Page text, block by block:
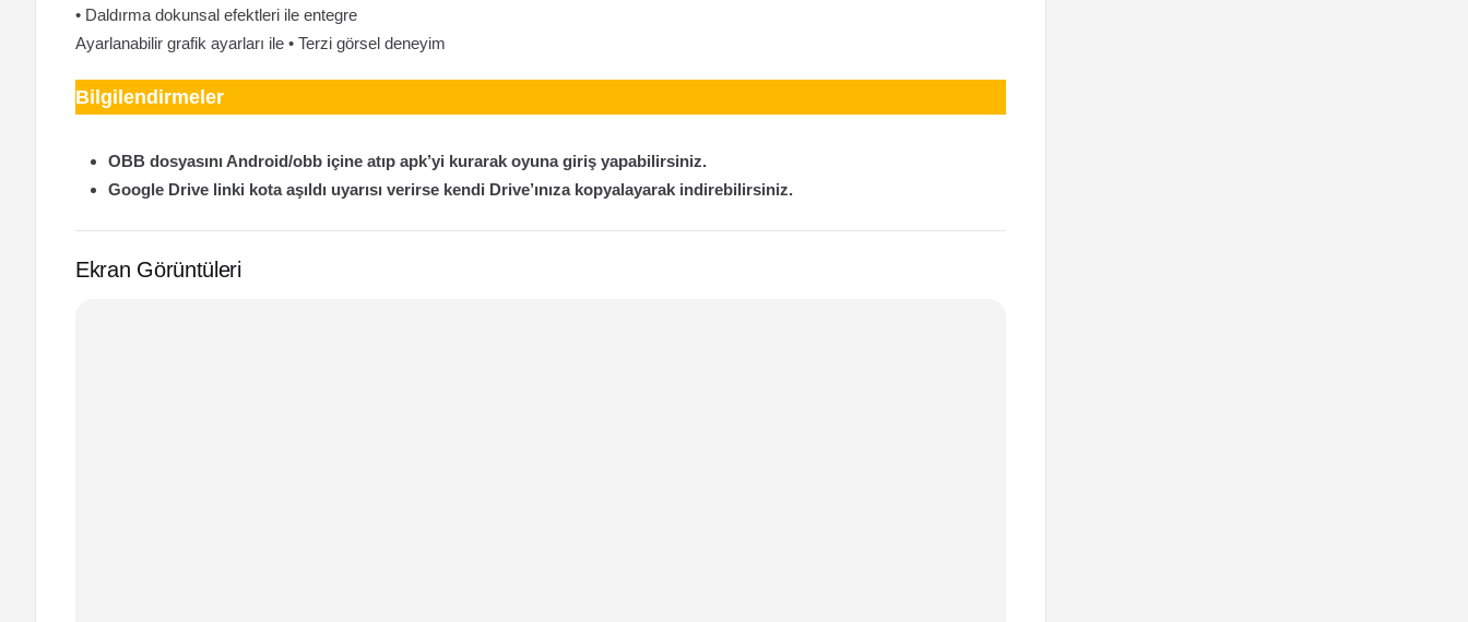
• Daldırma dokunsal efektleri ile entegre
Ayarlanabilir grafik ayarları ile • Terzi görsel deneyim
Bilgilendirmeler
OBB dosyasını Android/obb içine atıp apk’yi kurarak oyuna giriş yapabilirsiniz.
Google Drive linki kota aşıldı uyarısı verirse kendi Drive’ınıza kopyalayarak indirebilirsiniz.
Ekran Görüntüleri